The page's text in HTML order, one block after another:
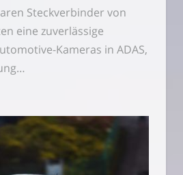
Steckverbinder von
eine zuverlässige
Kameras in ADAS,